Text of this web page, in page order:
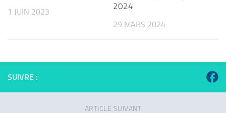
1 JUIN 2023
2024
29 MARS 2024
SUIVRE :
ARTICLE SUIVANT